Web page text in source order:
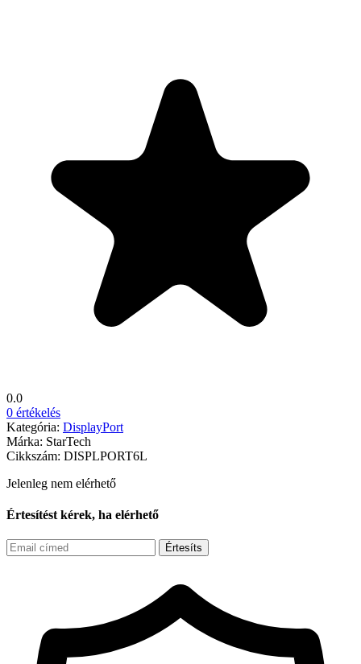
0.0
0 értékelés
Kategória: DisplayPort
Márka: StarTech
Cikkszám: DISPLPORT6L
Jelenleg nem elérhető
Értesítést kérek, ha elérhető
Értesíts